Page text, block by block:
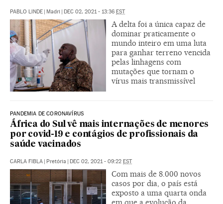
PABLO LINDE | Madri | DEC 02, 2021 - 13:36 EST
A delta foi a única capaz de
dominar praticamente o
mundo inteiro em uma luta
para ganhar terreno vencida
pelas linhagens com
mutações que tornam o
vírus mais transmissível
PANDEMIA DE CORONAVÍRUS
África do Sul vê mais internações de menores
por covid-19 e contágios de profissionais da
saúde vacinados
CARLA FIBLA | Pretória | DEC 02, 2021 - 09:22 EST
Com mais de 8.000 novos
casos por dia, o país está
exposto a uma quarta onda